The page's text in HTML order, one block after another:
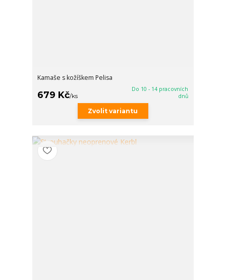
Kamaše s kožíškem Pelisa
679 Kč/ks
Do 10 - 14 pracovních
dnů
Zvolit variantu